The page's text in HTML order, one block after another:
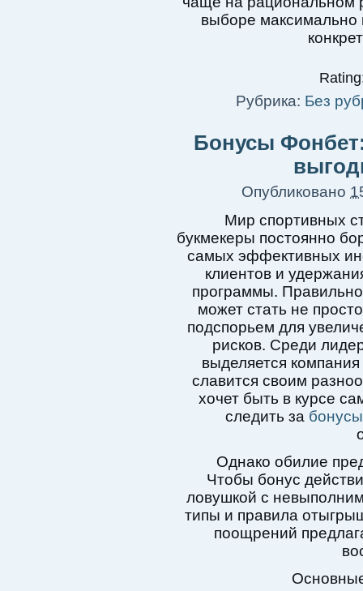
выборе максимально
Рубрика: Без
Бонусы
Опубликовано
Мир спортивных
букмекеры постоянно
самых эффективных
клиентов и
программы.
может стать не
подспорьем для
рисков. Среди
выделяется
славится своим
хочет быть в курсе
следить за
Однако обилие
Чтобы бонус
ловушкой с
типы и правила
поощрений